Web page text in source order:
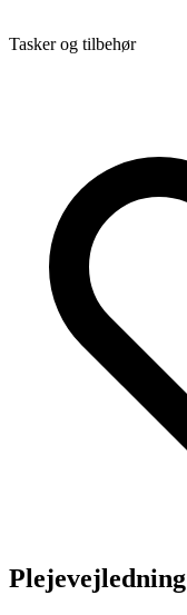
Tasker og tilbehør
Plejevejledning